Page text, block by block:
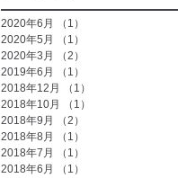
2020年6月 （1）
2020年5月
（1）
2020年3月
（2）
2019年6月
（1）
2018年12月
（1）
2018年10月
（1）
2018年9月
（2）
2018年8月
（1）
2018年7月
（1）
2018年6月
（1）